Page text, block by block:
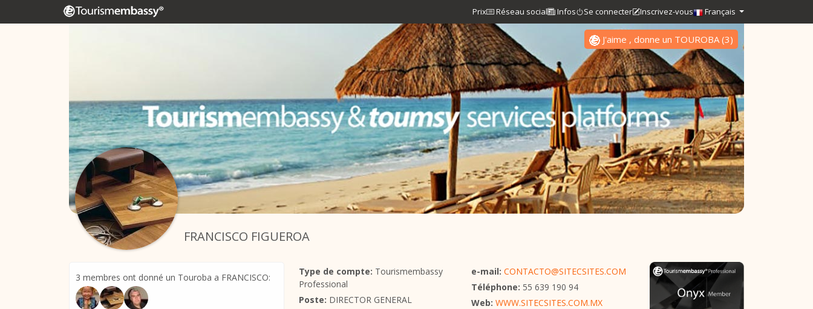
Prix Réseau social Infos Se connecter Inscrivez-vous Français
FRANCISCO FIGUEROA
J'aime , donne un TOUROBA(3)
3 membres ont donné un Touroba a FRANCISCO:
Type de compte: Tourismembassy
Professional
Poste: DIRECTOR GENERAL
e-mail: CONTACTO@SITECSITES.COM
Téléphone: 55 639 190 94
Web: WWW.SITECSITES.COM.MX